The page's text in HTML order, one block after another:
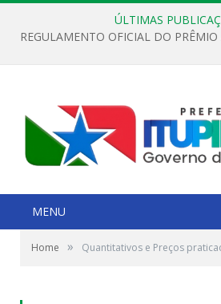
ÚLTIMAS
MENU
Home » Quantitativos e Preços